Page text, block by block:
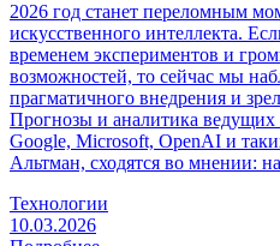
2026 год станет переломным
искусственного интеллекта.
временем экспериментов и
возможностей, то сейчас мы
прагматичного внедрения и
Прогнозы и аналитика
Google, Microsoft, OpenAI и
Альтман, сходятся во мнении:
Технологии
10.03.2026